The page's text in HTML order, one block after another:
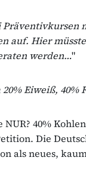
Präventivkursen
auf. Hier
werden…"
Eiweiß, 40%
NUR? 40%
Die
als neues,